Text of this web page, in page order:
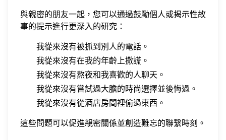
與親密的朋友一起，您可以通過鼓勵個人或揭示性故
事的提示進行更深入的研究：
我從來沒有被抓到別人的電話。
我從來沒有在我的年齡上撒謊。
我從來沒有熬夜和我喜歡的人聊天。
我從來沒有嘗試過大膽的時尚選擇並後悔過。
我從來沒有從酒店房間裡偷過東西。
這些問題可以促進親密關係並創造難忘的聯繫時刻。